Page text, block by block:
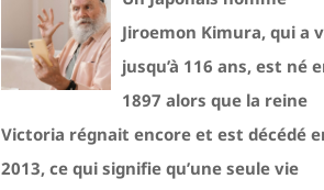
Jiroemon Kimura, qui a
jusqu’à 116 ans, est né
1897 alors que la reine
Victoria régnait encore et est décédé
2013, ce qui signifie qu’une seule vie